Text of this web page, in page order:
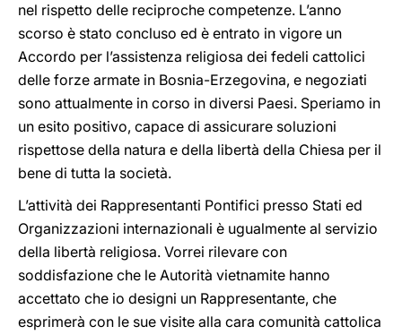
nel rispetto delle reciproche competenze. L’anno
scorso è stato concluso ed è entrato in vigore un
Accordo per l’assistenza religiosa dei fedeli cattolici
delle forze armate in Bosnia-Erzegovina, e negoziati
sono attualmente in corso in diversi Paesi. Speriamo in
un esito positivo, capace di assicurare soluzioni
rispettose della natura e della libertà della Chiesa per il
bene di tutta la società.
L’attività dei Rappresentanti Pontifici presso Stati ed
Organizzazioni internazionali è ugualmente al servizio
della libertà religiosa. Vorrei rilevare con
soddisfazione che le Autorità vietnamite hanno
accettato che io designi un Rappresentante, che
esprimerà con le sue visite alla cara comunità cattolica